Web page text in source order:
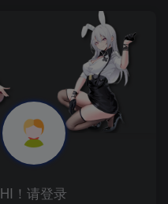
HI！请登录